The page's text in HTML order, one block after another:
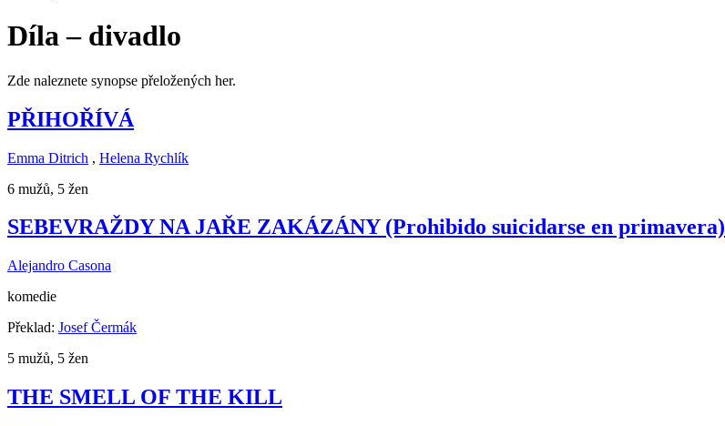
Díla – divadlo
Zde naleznete synopse přeložených her.
PŘIHOŘÍVÁ
Emma Ditrich , Helena Rychlík
6 mužů, 5 žen
SEBEVRAŽDY NA JAŘE ZAKÁZÁNY (Prohibido suicidarse en primavera)
Alejandro Casona
komedie
Překlad: Josef Čermák
5 mužů, 5 žen
THE SMELL OF THE KILL